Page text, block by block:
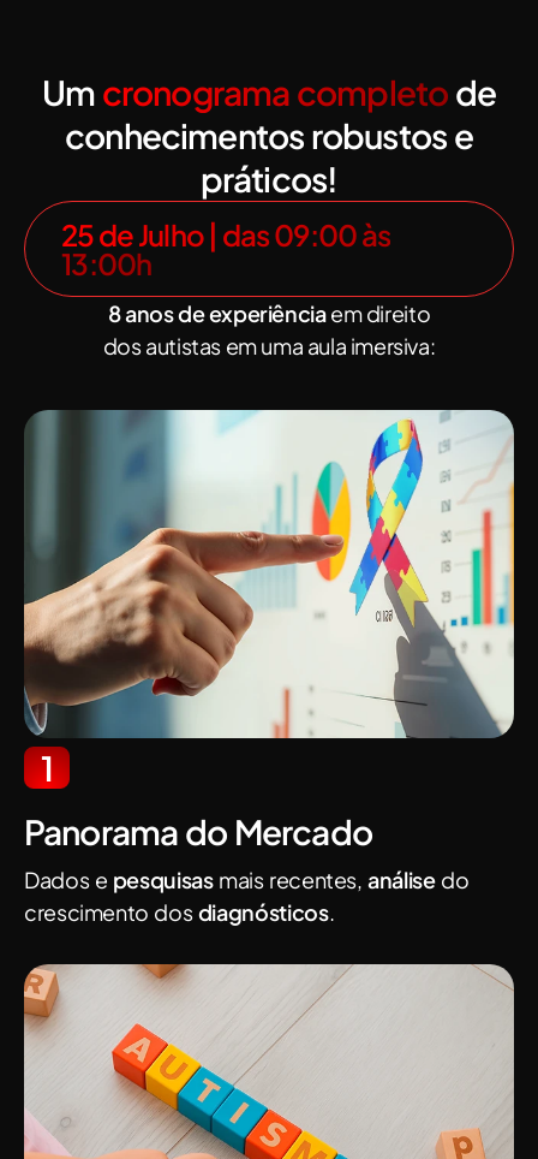
Um cronograma completo de
conhecimentos robustos e
práticos!
25 de Julho | das 09:00 às
13:00h
8 anos de experiênciaem direito
dos autistas em uma aula imersiva:
1
Panorama do Mercado​
Dados e pesquisasmais recentes,análisedo
crescimento dosdiagnósticos.